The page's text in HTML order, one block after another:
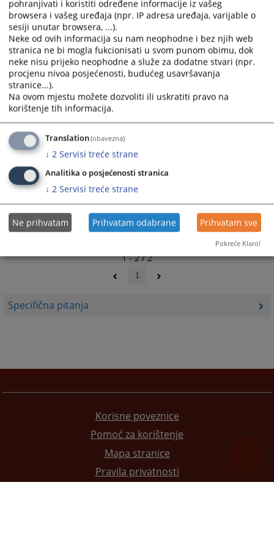
Specifična pitanja
and
select
a
date.
Press
the
question
mark
to
get
the
keyboard
shortcuts
changing
dates.
and
select
a
date.
Press
the
question
mark
get
the
keyboard
shortcuts
changing
dates.
1 - 2 / 2
1
Korisne poveznice
Pomoć za korištenje
Mapa stranice
Pravila privatnosti
pohranjivati i koristiti određene informacije iz vašeg
browsera i vašeg uređaja (npr. IP adresa uređaja, varijable o
sesiji unutar browsera, ...).
Neke od ovih informacija su nam neophodne i bez njih web
stranica ne bi mogla fukcionisati u svom punom obimu, dok
neke nisu prijeko neophodne a služe za dodatne stvari (npr.
procjenu nivoa posjećenosti, budućeg usavršavanja
stranice...).
Na ovom mjestu možete dozvoliti ili uskratiti pravo na
korištenje tih informacija.
Translation(obavezna)
↓ 2 Servisi treće strane
Analitika o posjećenosti stranica
↓ 2 Servisi treće strane
Ne prihvatam Prihvatam odabrane Prihvatam sve
Pokreće Klaro!